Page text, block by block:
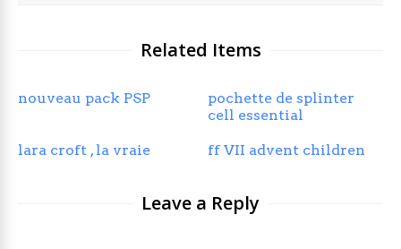
Related Items
nouveau pack PSP
pochette de splinter
cell essential
lara croft , la vraie ff VII advent children
Leave a Reply